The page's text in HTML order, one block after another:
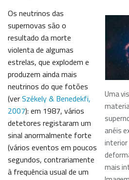
Uma
anéis
interior
mais
Os neutrinos das
supernovas são o
resultado da morte
violenta de algumas
estrelas, que explodem e
produzem ainda mais
neutrinos do que fotões
(verSzékely & Benedekfi,
2007): em 1987, vários
detetores registaram um
sinal anormalmente forte
(vários eventos em poucos
segundos, contrariamente
à frequência usual de um